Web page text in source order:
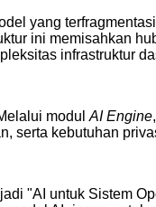
yang
ini memisahkan
infrastruktur
modul AI Engine
serta kebutuhan
"AI untuk Sistem